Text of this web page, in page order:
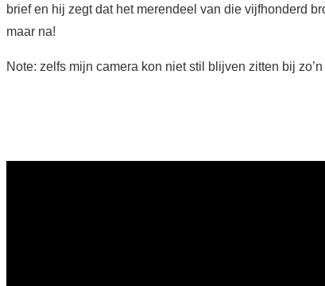
brief en hij zegt dat het merendeel van die vijfhonderd
maar na!
Note: zelfs mijn camera kon niet stil blijven zitten bij